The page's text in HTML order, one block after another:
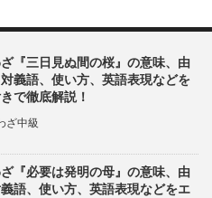
『三日見ぬ間の桜』の意味、由
義語、使い方、英語表現などを
で徹底解説！
ざ中級
『必要は発明の母』の意味、由
語、使い方、英語表現などをエ